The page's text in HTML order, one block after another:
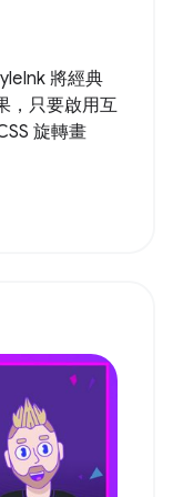
將經典
，只要啟用互
旋轉畫